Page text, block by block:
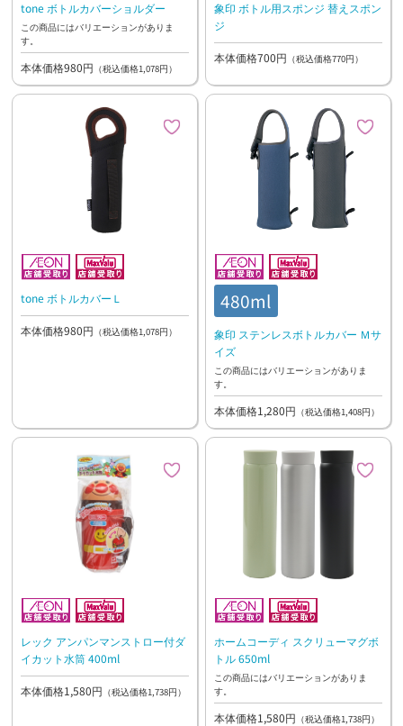
tone ボトルカバーショルダー
この商品にはバリエーションがありま
す。
本体価格980円 （税込価格1,078円）
象印 ボトル用スポンジ 替えスポン
ジ
本体価格700円 （税込価格770円）
tone ボトルカバーＬ
本体価格980円 （税込価格1,078円）
象印 ステンレスボトルカバー Ｍサ
イズ
480ml
この商品にはバリエーションがありま
す。
本体価格1,280円 （税込価格1,408円）
レック アンパンマンストロー付ダ
イカット水筒 400ml
本体価格1,580円 （税込価格1,738円）
ホームコーディ スクリューマグボ
トル 650ml
この商品にはバリエーションがありま
す。
本体価格1,580円 （税込価格1,738円）